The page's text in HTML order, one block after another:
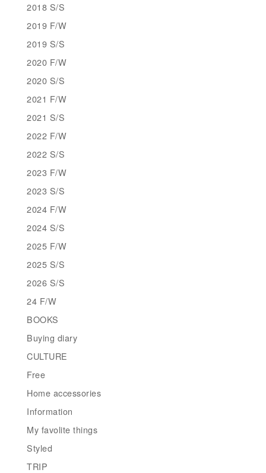
2018 S/S
2019 F/W
2019 S/S
2020 F/W
2020 S/S
2021 F/W
2021 S/S
2022 F/W
2022 S/S
2023 F/W
2023 S/S
2024 F/W
2024 S/S
2025 F/W
2025 S/S
2026 S/S
24 F/W
BOOKS
Buying diary
CULTURE
Free
Home accessories
Information
My favolite things
Styled
TRIP